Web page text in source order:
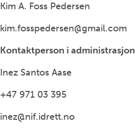
Kim A. Foss Pedersen
kim.fosspedersen@gmail.com
Kontaktperson i administrasjon
Inez Santos Aase
+47 971 03 395
inez@nif.idrett.no